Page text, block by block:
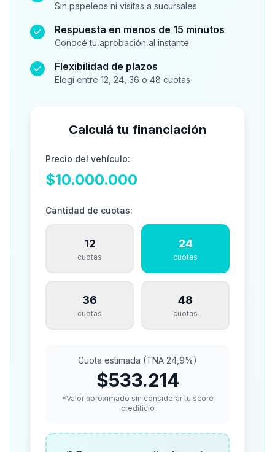
Sin papeleos ni visitas a sucursales
Respuesta en menos de 15 minutos
Conocé tu aprobación al instante
Flexibilidad de plazos
Elegí entre 12, 24, 36 o 48 cuotas
Calculá tu financiación
Precio del vehículo:
$10.000.000
Cantidad de cuotas:
12
cuotas
24
cuotas
36
cuotas
48
cuotas
Cuota estimada (TNA 24,9%)
$533.214
*Valor aproximado sin considerar tu score
crediticio